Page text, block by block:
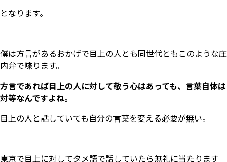
となります。
僕は方言があるおかげで目上の人とも同世代ともこのような庄
内弁で喋ります。
方言であれば目上の人に対して敬う心はあっても、言葉自体は
対等なんですよね。
目上の人と話していても自分の言葉を変える必要が無い。
東京で目上に対してタメ語で話していたら無礼に当たります